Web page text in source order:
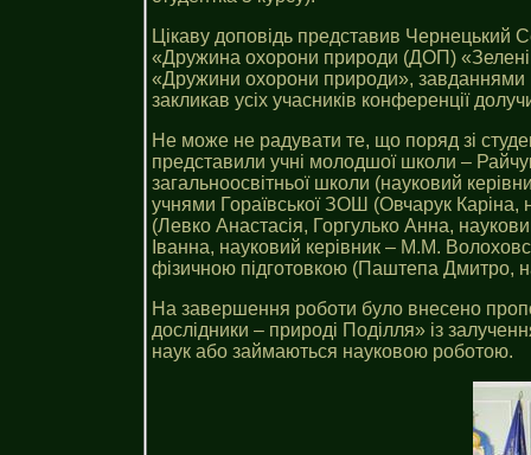
Цікаву доповідь представив Чернецький
«Дружина охорони природи (ДОП) «Зелені
«Дружини охорони природи», завданнями
закликав усіх учасників конференції
Не може не радувати те, що поряд зі
представили учні молодшої школи –
загальноосвітньої школи (науковий
учнями Гораївської ЗОШ (Овчарук
(Левко Анастасія, Горгулько Анна,
Іванна, науковий керівник – М.М.
фізичною підготовкою (Паштепа Дмитро,
На завершення роботи було внесено
дослідники – природі Поділля» із
наук або займаються науковою роботою.